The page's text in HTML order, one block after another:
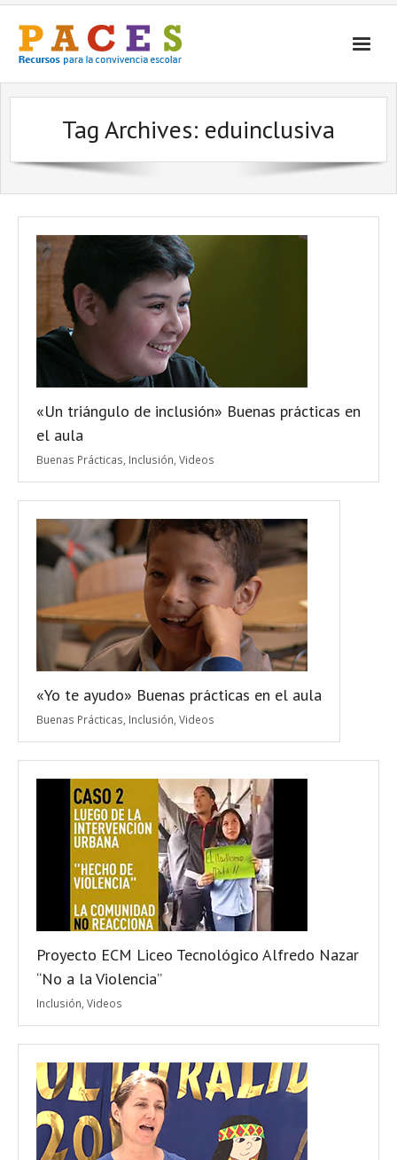
Inicio
¿Qué es PACES Recursos?
Por Temática
Contacto
Tag Archives: eduinclusiva
«Un triángulo de inclusión» Buenas prácticas en
el aula
Buenas Prácticas Inclusión Videos
«Yo te ayudo» Buenas prácticas en el aula
Buenas Prácticas Inclusión Videos
Proyecto ECM Liceo Tecnológico Alfredo Nazar
“No a la Violencia”
Inclusión Videos